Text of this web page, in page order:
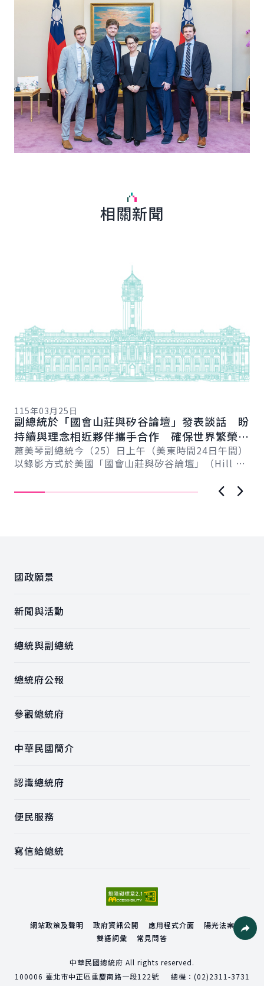
相關新聞
115年03月25日
副總統於「國會山莊與矽谷論壇」發表談話 盼
持續與理念相近夥伴攜手合作 確保世界繁榮與
自由
蕭美琴副總統今（25）日上午（美東時間24日午間）
以錄影方式於美國「國會山莊與矽谷論壇」（Hill &
國政願景
新聞與活動
總統與副總統
總統府公報
參觀總統府
中華民國簡介
認識總統府
便民服務
寫信給總統
網站政策及聲明 政府資訊公開 應用程式介面
陽光法案
雙語詞彙
常見問答
中華民國總統府 All rights reserved.
100006 臺北市中正區重慶南路一段122號 總機： (02)2311-3731